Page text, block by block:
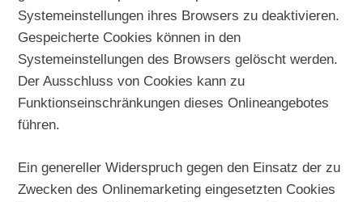
Systemeinstellungen ihres Browsers zu deaktivieren.
Gespeicherte Cookies können in den
Systemeinstellungen des Browsers gelöscht werden.
Der Ausschluss von Cookies kann zu
Funktionseinschränkungen dieses Onlineangebotes
führen.
Ein genereller Widerspruch gegen den Einsatz der zu
Zwecken des Onlinemarketing eingesetzten Cookies